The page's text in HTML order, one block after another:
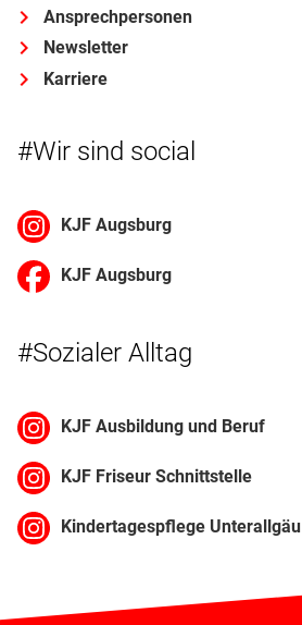
Ansprechpersonen
Newsletter
Karriere
#Wir sind social
KJF Augsburg
KJF Augsburg
#Sozialer Alltag
KJF Ausbildung und Beruf
KJF Friseur Schnittstelle
Kindertagespflege Unterallgäu